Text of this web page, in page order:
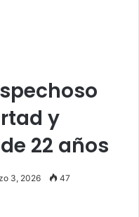
y
22 años
3, 2026 47